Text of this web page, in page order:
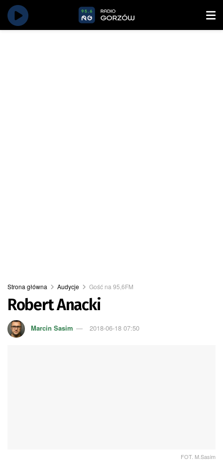
Strona główna Audycje Gość na 95,6FM
Robert Anacki
Marcin Sasim 2018-06-18 07:50
FOT. M.Sasim